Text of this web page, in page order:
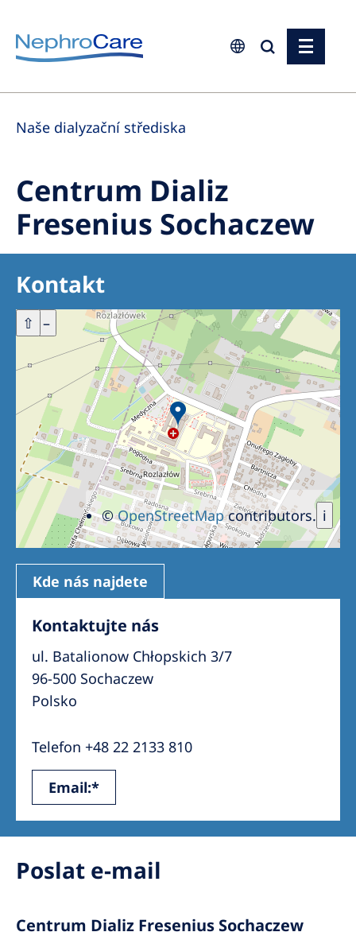
Europe
Czech Republic
Germany
Israel
Netherlands
Poland
Portugal
Romania
Russia
Serbia
Slovakia
Slovenia
Spain
Sweden
Switzerland
Asia Pacific
Asia Pacific
Philippines
North America
United States of America
NephroCare International
Naše dialyzační střediska
Centrum Dializ
Fresenius Sochaczew
Kontakt
+ –
⇧
i
©OpenStreetMapcontributors.
Kde nás najdete
Kontaktujte nás
ul. Batalionow Chłopskich 3/7
96-500 Sochaczew
Polsko
Telefon +48 22 2133 810
Email:*
Poslat e-mail
Centrum Dializ Fresenius Sochaczew